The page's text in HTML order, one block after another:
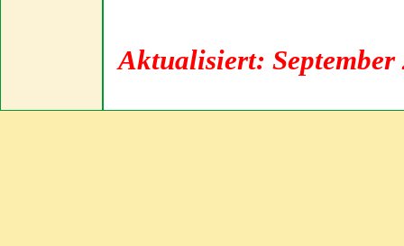
Aktualisiert: September